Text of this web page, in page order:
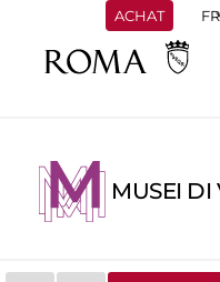
ACHAT
MUSEI